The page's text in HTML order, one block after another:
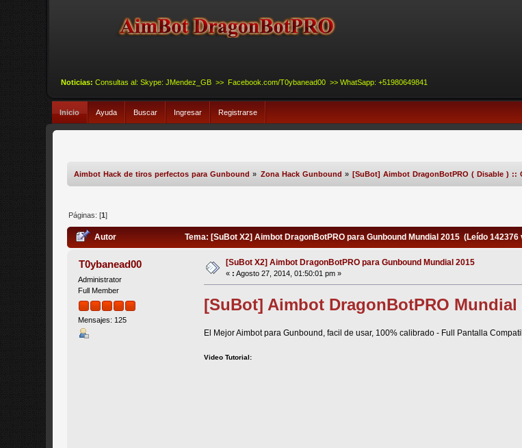
Noticias: Consultas al: Skype: JMendez_GB >> Facebook.com/T0ybanead00 >> WhatSapp: +51980649841
Inicio Ayuda Buscar Ingresar Registrarse
Aimbot Hack de tiros perfectos para Gunbound » Zona Hack Gunbound » [SuBot] Aimbot DragonBotPRO ( Disable ) ::
Páginas: [1]
Autor Tema: [SuBot X2] Aimbot DragonBotPRO para Gunbound Mundial 2015 (Leído 142376
T0ybanead00
Administrator
Full Member
Mensajes: 125
[SuBot X2] Aimbot DragonBotPRO para Gunbound Mundial 2015
« : Agosto 27, 2014, 01:50:01 pm »
[SuBot] Aimbot DragonBotPRO Mundial
El Mejor Aimbot para Gunbound, facil de usar, 100% calibrado - Full Pantalla
Video Tutorial: